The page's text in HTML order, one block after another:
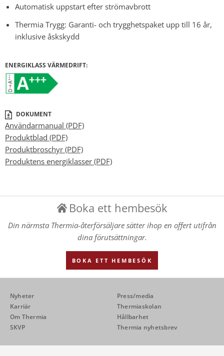
Automatisk uppstart efter strömavbrott
Thermia Trygg: Garanti- och trygghetspaket upp till 16 år,
inklusive åskskydd
ENERGIKLASS VÄRMEDRIFT:
DOKUMENT
Användarmanual (PDF)
Produktblad (PDF)
Produktbroschyr (PDF)
Produktens energiklasser (PDF)
Boka ett hembesök
Din närmsta Thermia-återförsäljare sätter ihop en offert utifrån
dina förutsättningar.
BOKA ETT HEMBESÖK
Nyheter
Press/media
Karriär
Thermiaskolan
Om Thermia
Hållbarhet
SKVP
Thermia nyhetsbrev